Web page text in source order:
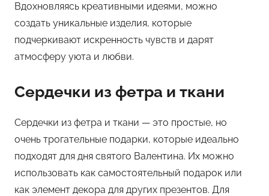
Вдохновляясь креативными идеями, можно
создать уникальные изделия, которые
подчеркивают искренность чувств и дарят
атмосферу уюта и любви.
Сердечки из фетра и ткани
Сердечки из фетра и ткани — это простые, но
очень трогательные подарки, которые идеально
подходят для дня святого Валентина. Их можно
использовать как самостоятельный подарок или
как элемент декора для других презентов. Для